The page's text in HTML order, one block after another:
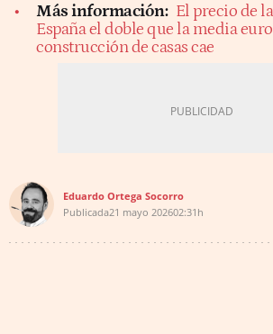
Más información: El precio de
España el doble que la media
construcción de casas cae
Eduardo Ortega Socorro
Publicada21 mayo 202602:31h